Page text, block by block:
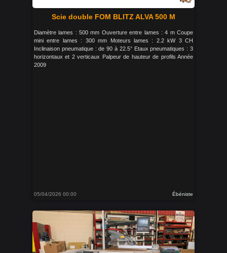
Scie double FOM BLITZ ALVA 500 M
Diamètre lames : 500 mm Ouverture entre lames : 4 m Coupe
mini entre lames : 300 mm Moteurs lames : 2.2 kW 3 CH
Inclinaison pneumatique : de 90 à 22.5° Etaux pneumatiques : 3
horizontaux et 2 verticaux Palpeur de hauteur de profils Année
2009
05/04/2026 00:00 Ébéniste